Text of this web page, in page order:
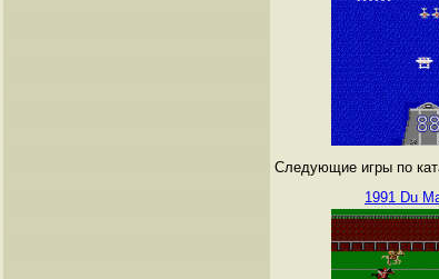
Следующие игры по
1991 Du